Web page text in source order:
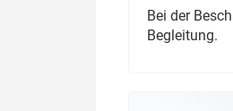
Bei der
Begleitung.